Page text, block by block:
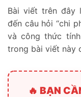
Bài viết trên đây
đến câu hỏi “chi
và công thức
trong bài viết này
🔥 BẠN